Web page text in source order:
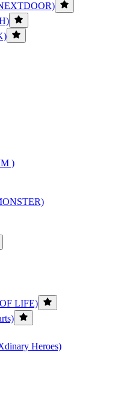
)
LIFE)
Heroes)